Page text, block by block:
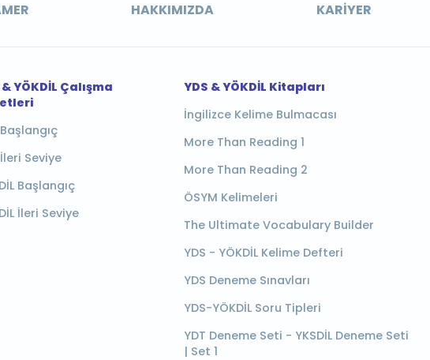
HAKKIMIZDA KARIYER
& YÖKDİL Çalışma
İleri Seviye
Başlangıç
İleri Seviye
YDS & YÖKDİL Kitapları
İngilizce Kelime Bulmacası
More Than Reading 1
More Than Reading 2
ÖSYM Kelimeleri
The Ultimate Vocabulary Builder
YDS - YÖKDİL Kelime Defteri
YDS Deneme Sınavları
YDS-YÖKDİL Soru Tipleri
YDT Deneme Seti - YKSDİL Deneme Seti
| Set 1